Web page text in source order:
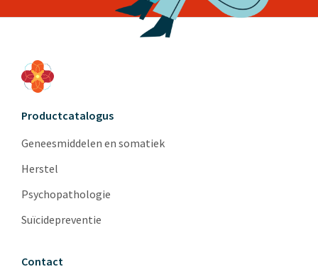
Productcatalogus
Geneesmiddelen en somatiek
Herstel
Psychopathologie
Suïcidepreventie
Contact